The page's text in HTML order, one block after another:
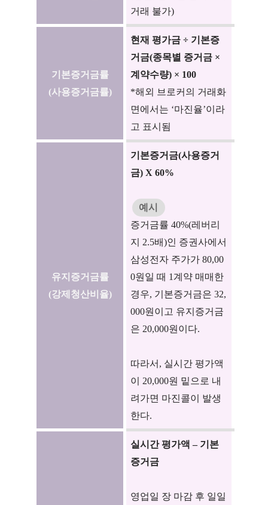
거래 불가)
기본증거금률
(사용증거금률)
현재 평가금 ÷ 기본증
거금(종목별 증거금 ×
계약수량) × 100
*해외 브로커의 거래화
면에서는 ‘마진율’이라
고 표시됨
유지증거금률
(강제청산비율)
기본증거금(사용증거
금) X 60%
예시
증거금률 40%(레버리
지 2.5배)인 증권사에서
삼성전자 주가가 80,00
0원일 때 1계약 매매한
경우, 기본증거금은 32,
000원이고 유지증거금
은 20,000원이다.
따라서, 실시간 평가액
이 20,000원 밑으로 내
려가면 마진콜이 발생
한다.
실시간 평가액 – 기본
증거금
영업일 장 마감 후 일일